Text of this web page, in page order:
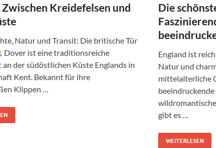
Kreidefelsen und
Natur und Transit: Die britische Tür
Dover ist eine traditionsreiche
der südöstlichen Küste Englands in
Kent. Bekannt für ihre
Klippen …
Die
England ist
Natur und
mittelalterliche
gibt es …
WEITERLESEN